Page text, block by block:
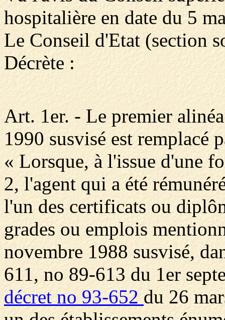
hospitalière en date du 5
Le Conseil d'Etat (section
Décrète :
Art. 1er. - Le premier
1990 susvisé est remplacé
« Lorsque, à l'issue d'une
2, l'agent qui a été
l'un des certificats ou
grades ou emplois
novembre 1988 susvisé,
611, no 89-613 du 1er
décret no 93-652du 26